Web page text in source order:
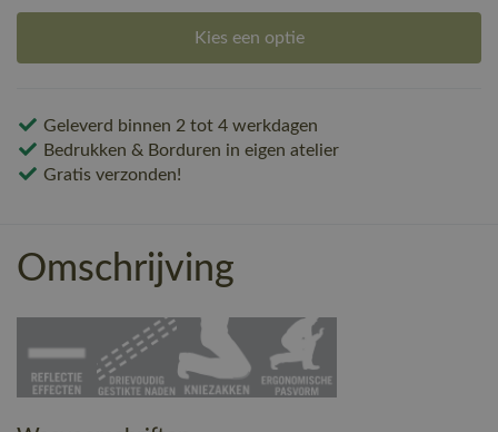
Kies een optie
Geleverd binnen 2 tot 4 werkdagen
Bedrukken & Borduren in eigen atelier
Gratis verzonden!
Omschrijving